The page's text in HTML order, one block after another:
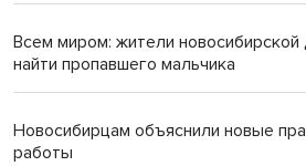
Всем миром: жители новосибирской
найти пропавшего мальчика
Новосибирцам объяснили новые
работы